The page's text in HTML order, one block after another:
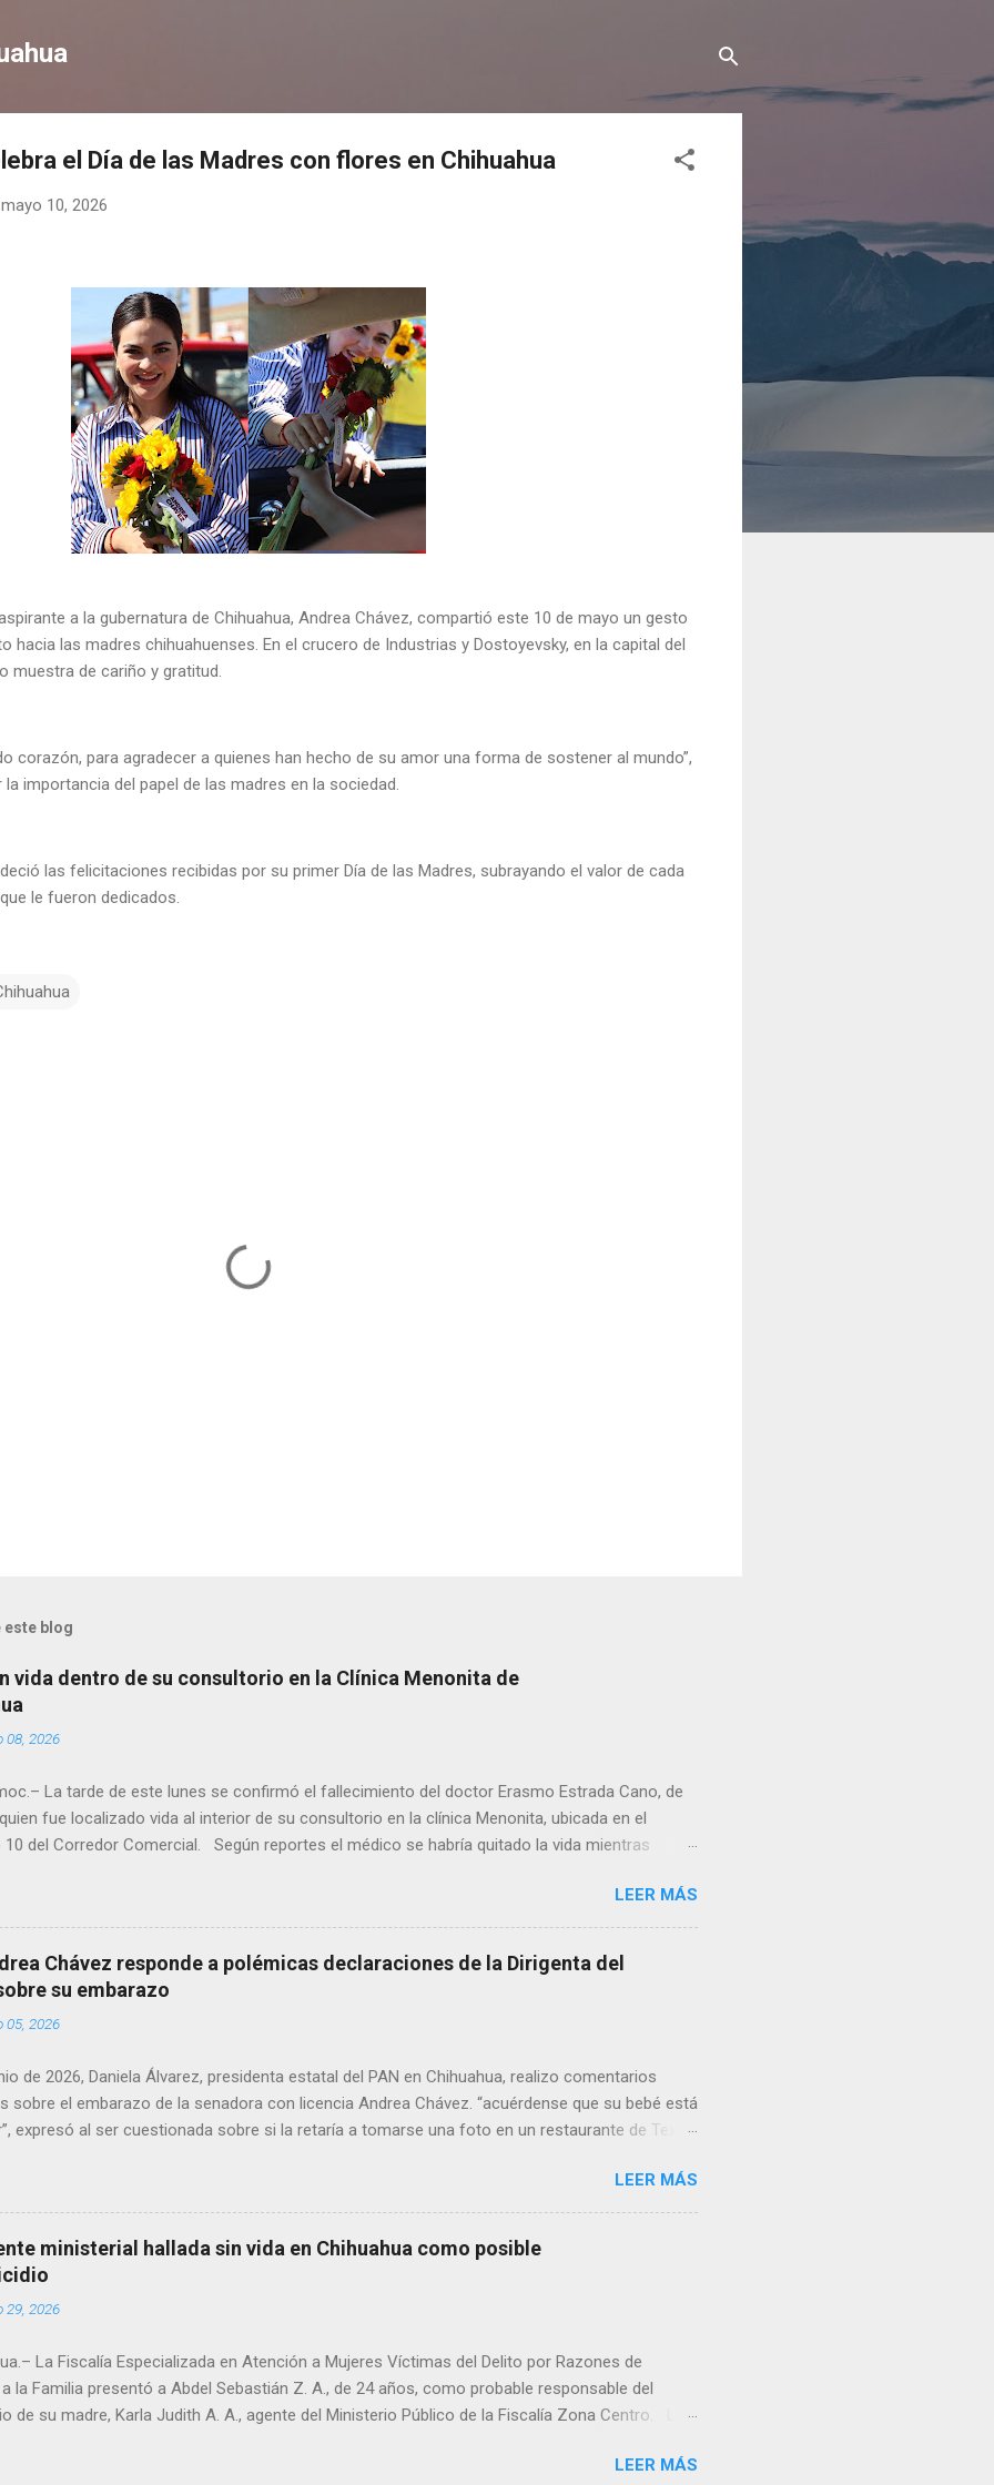
el Día de las Madres con flores en Chihuahua
mayo 10, 2026
a la gubernatura de Chihuahua, Andrea Chávez, compartió este 10 de mayo un gesto
hacia las madres chihuahuenses. En el crucero de Industrias y Dostoyevsky, en la capital del
muestra de cariño y gratitud.
corazón, para agradecer a quienes han hecho de su amor una forma de sostener al mundo”,
importancia del papel de las madres en la sociedad.
las felicitaciones recibidas por su primer Día de las Madres, subrayando el valor de cada
le fueron dedicados.
este blog
vida dentro de su consultorio en la Clínica Menonita de
08, 2026
La tarde de este lunes se confirmó el fallecimiento del doctor Erasmo Estrada Cano, de
fue localizado vida al interior de su consultorio en la clínica Menonita, ubicada en el
del Corredor Comercial. Según reportes el médico se habría quitado la vida mientras
ya sin signos vitales. Erasmo Estrada, quien se desempeñó como presidente del Club
el periodo 2023–2024, era un médico reconocido en la región.
LEER MÁS
Chávez responde a polémicas declaraciones de la Dirigenta del
su embarazo
05, 2026
de 2026, Daniela Álvarez, presidenta estatal del PAN en Chihuahua, realizo comentarios
sobre el embarazo de la senadora con licencia Andrea Chávez. “acuérdense que su bebé está
expresó al ser cuestionada sobre si la retaría a tomarse una foto en un restaurante de Texas
porque hay muchas emociones fuertes, ¿Qué tal si se le ocurre que a lo mejor en el IMSS?,
se le ocurre cruzar y luego le den un susto, y pues la criatura se adelante o algo?, yo creo que
ser cuidadosa porque los personajes de Morena, cada que cruzan, cruzan así de que, 'por
pase que pase, que pase', todos están bajo esa amenaza justamente por los vínculos y las
polémicas al trasladar la confrontación política h...
LEER MÁS
ministerial hallada sin vida en Chihuahua como posible
29, 2026
La Fiscalía Especializada en Atención a Mujeres Víctimas del Delito por Razones de
la Familia presentó a Abdel Sebastián Z. A., de 24 años, como probable responsable del
de su madre, Karla Judith A. A., agente del Ministerio Público de la Fiscalía Zona Centro. La
a causa de traumatismo craneoencefálico y policontusiones provocadas por un objetoLEER MÁS